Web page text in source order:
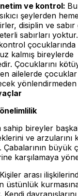
ve kontrol:
şeylerden
disiplin ve
sabırları
kalmış bireylerde
Çocuklarını
ailelerde
bireyler
ve arzularını
Çabalarının büyük
karşılamaya
Kişiler arası
üstünlük